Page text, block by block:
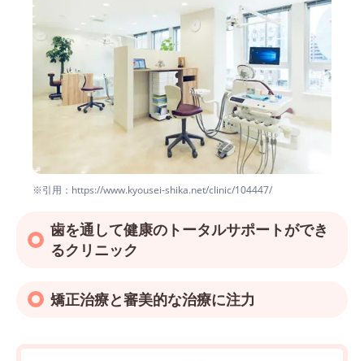
※引用：https://www.kyousei-shika.net/clinic/104447/
歯を通して健康のトータルサポートができ
るクリニック
矯正治療と審美的な治療に注力